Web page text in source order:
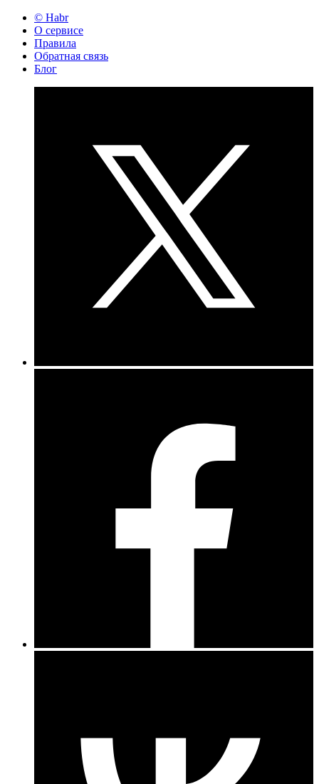
© Habr
О сервисе
Правила
Обратная связь
Блог